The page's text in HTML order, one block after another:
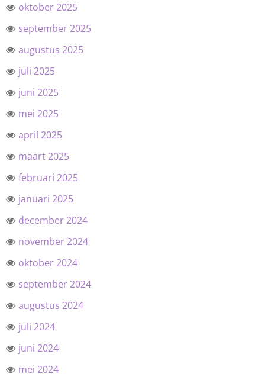
oktober 2025
september 2025
augustus 2025
juli 2025
juni 2025
mei 2025
april 2025
maart 2025
februari 2025
januari 2025
december 2024
november 2024
oktober 2024
september 2024
augustus 2024
juli 2024
juni 2024
mei 2024